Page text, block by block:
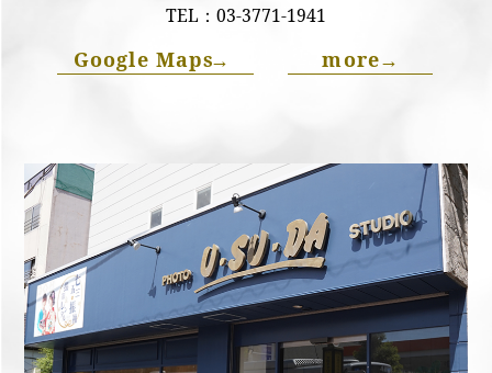
TEL： 03-3771-1941
Google Maps→ more→